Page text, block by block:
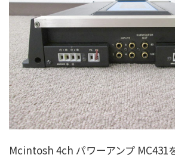
Mcintosh 4ch パワーアンプ MC431